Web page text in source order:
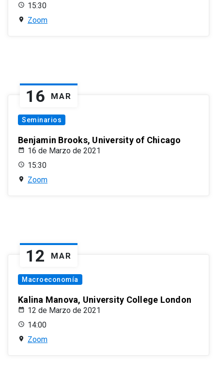
15:30
Zoom
16 MAR
Seminarios
Benjamin Brooks, University of Chicago
16 de Marzo de 2021
15:30
Zoom
12 MAR
Macroeconomía
Kalina Manova, University College London
12 de Marzo de 2021
14:00
Zoom